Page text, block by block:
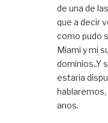
de una de
que a decir
como pudo
Miami y mi
dominios..Y
estaria
anos.